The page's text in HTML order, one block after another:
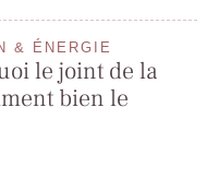
& ÉNERGIE
le joint de la
bien le